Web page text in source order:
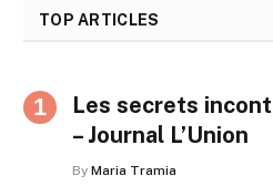
TOP ARTICLES
Les secrets
– Journal L’Union
By Maria Tramia